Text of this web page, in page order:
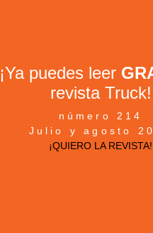
DE CAMIONES...
¡Ya puedes leer
revista Truck!
número 214
Julio y agosto
¡QUIERO LA REVISTA!